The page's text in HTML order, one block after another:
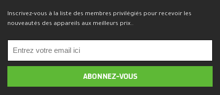
Inscrivez-vous à la liste des membres privilégiés pour recevoir les
nouveautés des appareils aux meilleurs prix..